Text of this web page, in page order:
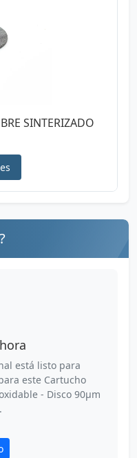
SINTERIZADO
está listo para
este Cartucho
- Disco 90µm